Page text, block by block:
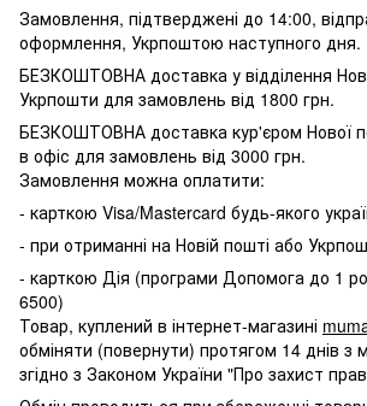
Замовлення, підтверджені до 14:00,
оформлення, Укрпоштою наступного дня.
БЕЗКОШТОВНА доставка у відділення
Укрпошти для замовлень від 1800 грн.
БЕЗКОШТОВНА доставка кур'єром Нової
в офіс для замовлень від 3000 грн.
Замовлення можна оплатити:
- карткою Visa/Mastercard будь-якого
- при отриманні на Новій пошті або
- карткою Дія (програми Допомога до 1
6500)
Товар, куплений в інтернет-магазині
обміняти (повернути) протягом 14 днів з
згідно з Законом України "Про захист